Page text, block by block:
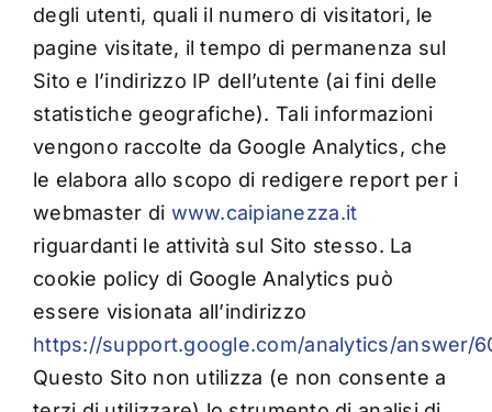
degli utenti, quali il numero di visitatori, le
pagine visitate, il tempo di permanenza sul
Sito e l’indirizzo IP dell’utente (ai fini delle
statistiche geografiche). Tali informazioni
vengono raccolte da Google Analytics, che
le elabora allo scopo di redigere report per i
webmaster di www.caipianezza.it
riguardanti le attività sul Sito stesso. La
cookie policy di Google Analytics può
essere visionata all’indirizzo
https://support.google.com/analytics/answer/
Questo Sito non utilizza (e non consente a